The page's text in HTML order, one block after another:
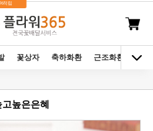
적립
꽃상자 축하화환 근조화환 동양
고높은은혜